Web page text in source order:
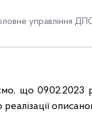
управління
що 09.02.2023